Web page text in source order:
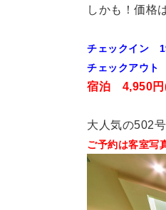
しかも！価格
チェックイン
チェックアウ
宿泊 4,950円
大人気の502
ご予約は客室写